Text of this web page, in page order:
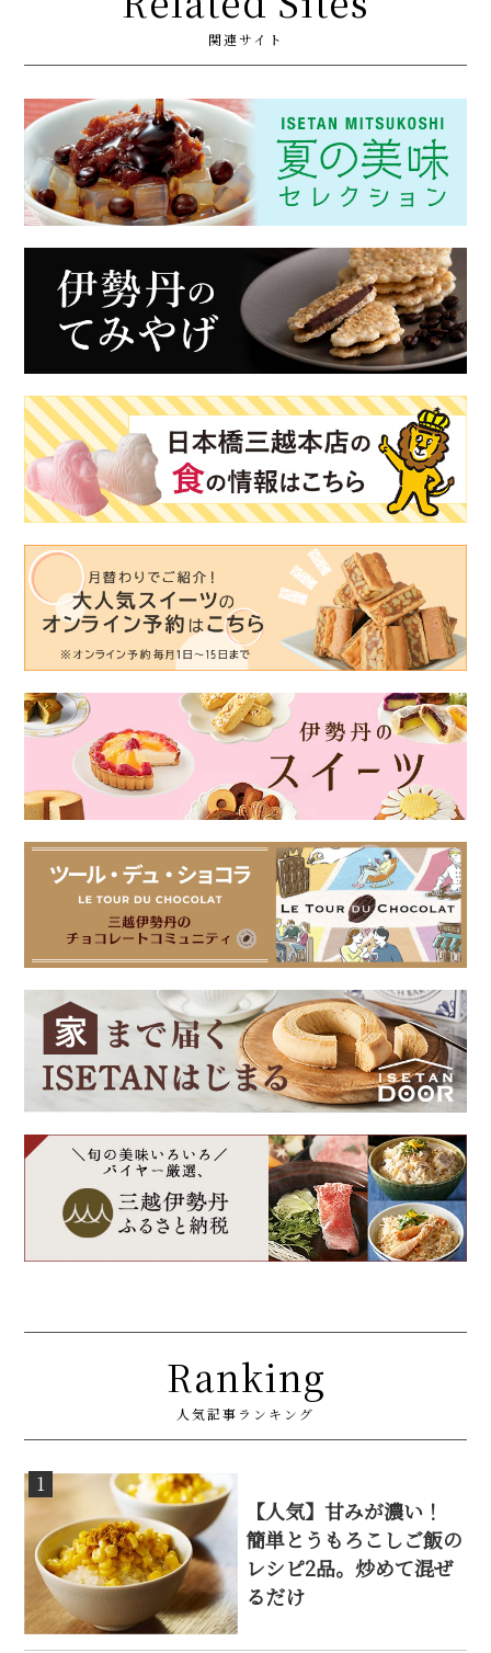
関連サイト
Ranking
人気記事ランキング
1
【人気】甘みが濃い！
簡単とうもろこしご飯の
レシピ2品。炒めて混ぜ
るだけ